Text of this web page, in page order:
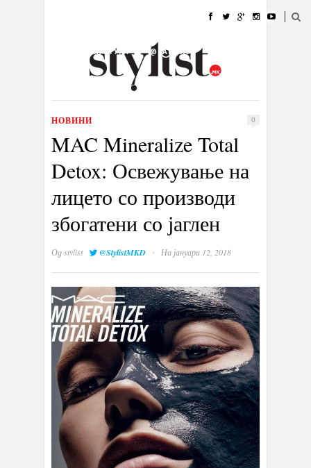
УБАВИНА
КУЛТУРА @РАБОТА
ИЗЛОГ
НОВИНИ 0
MAC Mineralize Total
Detox: Освежување на
лицето со производи
збогатени со јаглен
Одstylist @StylistMKD · На јануари 12, 2018